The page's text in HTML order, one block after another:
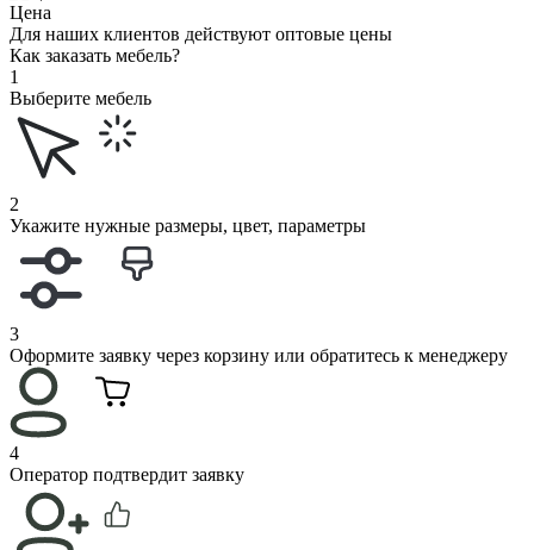
Цена
Для наших клиентов действуют оптовые цены
Как заказать мебель?
1
Выберите мебель
2
Укажите нужные размеры, цвет, параметры
3
Оформите заявку через корзину или обратитесь к менеджеру
4
Оператор подтвердит заявку